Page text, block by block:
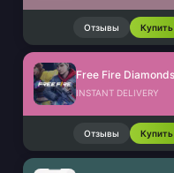
Отзывы Купить
INSTANT DELIVERY
Отзывы Купить